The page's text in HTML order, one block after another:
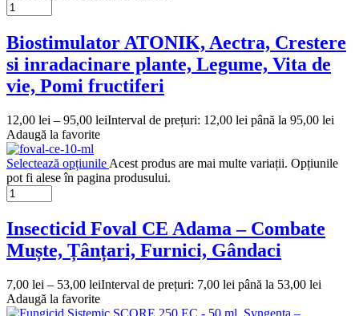
Biostimulator ATONIK, Aectra, Crestere
si inradacinare plante, Legume, Vita de
vie, Pomi fructiferi
12,00 lei – 95,00 leiInterval de prețuri: 12,00 lei până la 95,00 lei
Adaugă la favorite
Selectează opțiunile Acest produs are mai multe variații. Opțiunile
pot fi alese în pagina produsului.
Insecticid Foval CE Adama – Combate
Muște, Țânțari, Furnici, Gândaci
7,00 lei – 53,00 leiInterval de prețuri: 7,00 lei până la 53,00 lei
Adaugă la favorite